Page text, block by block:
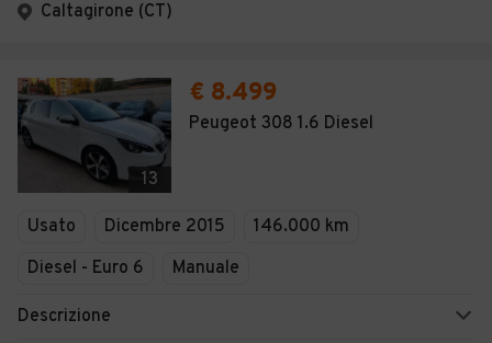
Caltagirone (CT)
13
€ 8.499
Peugeot 308 1.6 Diesel
Usato Dicembre 2015
146.000 km
Diesel - Euro 6
Manuale
Descrizione